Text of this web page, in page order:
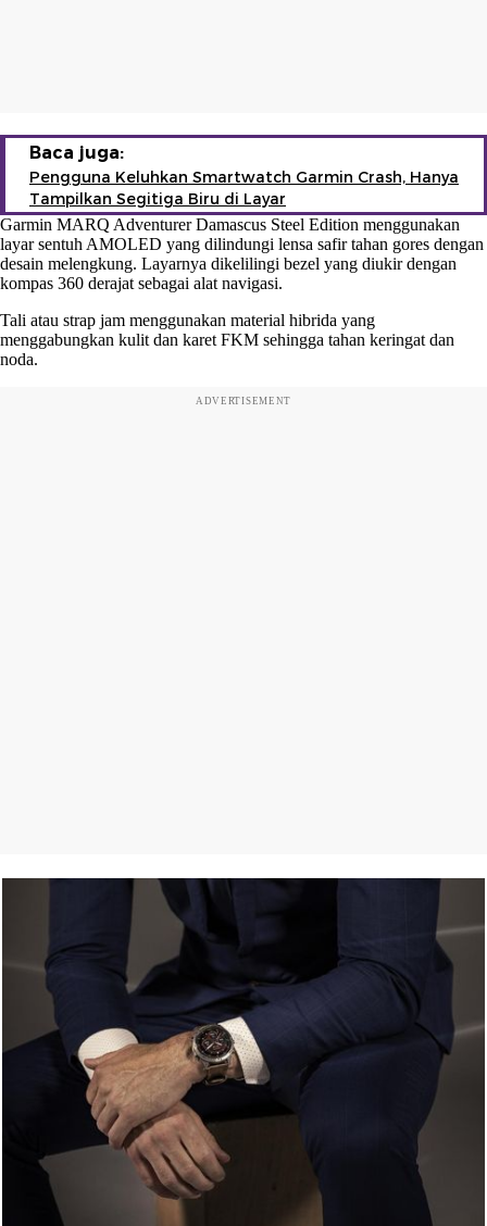
Baca juga:
Pengguna Keluhkan Smartwatch Garmin Crash, Hanya
Tampilkan Segitiga Biru di Layar
Garmin MARQ Adventurer Damascus Steel Edition menggunakan
layar sentuh AMOLED yang dilindungi lensa safir tahan gores dengan
desain melengkung. Layarnya dikelilingi bezel yang diukir dengan
kompas 360 derajat sebagai alat navigasi.
Tali atau strap jam menggunakan material hibrida yang
menggabungkan kulit dan karet FKM sehingga tahan keringat dan
noda.
ADVERTISEMENT